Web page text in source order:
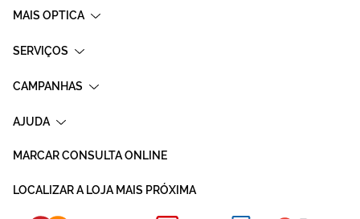
MAIS OPTICA
SERVIÇOS
CAMPANHAS
AJUDA
MARCAR CONSULTA ONLINE
LOCALIZAR A LOJA MAIS PRÓXIMA